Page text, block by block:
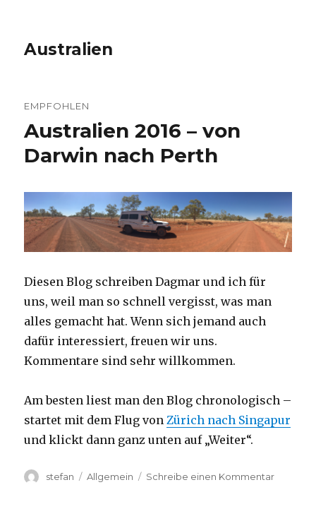
Australien
EMPFOHLEN
Australien 2016 – von
Darwin nach Perth
Diesen Blog schreiben Dagmar und ich für
uns, weil man so schnell vergisst, was man
alles gemacht hat. Wenn sich jemand auch
dafür interessiert, freuen wir uns.
Kommentare sind sehr willkommen.
Am besten liest man den Blog chronologisch –
startet mit dem Flug vonZürich nach Singapur
und klickt dann ganz unten auf „Weiter“.
Autor
stefan Kategorien
Allgemein Schreibe einen Kommentarzu